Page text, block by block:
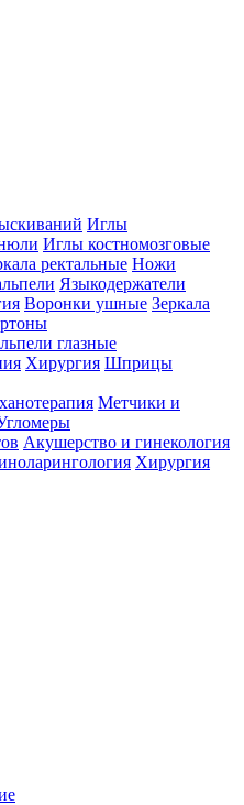
Иглы
Иглы костномозговые
ректальные Ножи
Языкодержатели
Воронки ушные Зеркала
глазные
Хирургия Шприцы
Метчики и
Акушерство и гинекология
Хирургия